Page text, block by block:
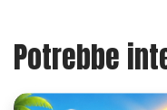
Potrebbe